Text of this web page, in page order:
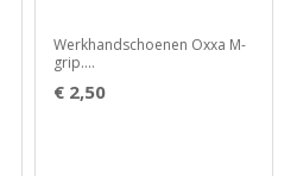
Werkhandschoenen Oxxa M-
grip....
€ 2,50